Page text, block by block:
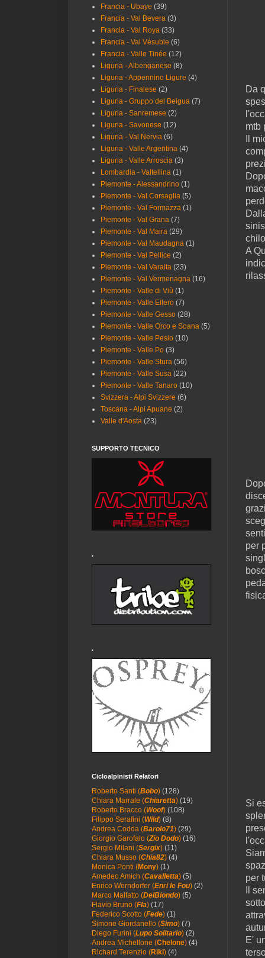
Da
mtb
Il
A
per
Si
per
Il
E'
Francia - Ubaye (39)
Francia - Val Bevera (3)
Francia - Val Roya (33)
Francia - Val Vésubie (6)
Francia - Valle Tinée (12)
Liguria - Albenganese (8)
Liguria - Appennino Ligure (4)
Liguria - Finalese (2)
Liguria - Gruppo del Beigua (7)
Liguria - Sanremese (2)
Liguria - Savonese (12)
Liguria - Val Nervia (6)
Liguria - Valle Argentina (4)
Liguria - Valle Arroscia (3)
Lombardia - Valtellina (1)
Piemonte - Alessandrino (1)
Piemonte - Val Corsaglia (5)
Piemonte - Val Formazza (1)
Piemonte - Val Grana (7)
Piemonte - Val Maira (29)
Piemonte - Val Maudagna (1)
Piemonte - Val Pellice (2)
Piemonte - Val Varaita (23)
Piemonte - Val Vermenagna (16)
Piemonte - Valle di Viù (1)
Piemonte - Valle Ellero (7)
Piemonte - Valle Gesso (28)
Piemonte - Valle Orco e Soana (5)
Piemonte - Valle Pesio (10)
Piemonte - Valle Po (3)
Piemonte - Valle Stura (56)
Piemonte - Valle Susa (22)
Piemonte - Valle Tanaro (10)
Svizzera - Alpi Svizzere (6)
Toscana - Alpi Apuane (2)
Valle d'Aosta (23)
SUPPORTO TECNICO
.
.
Cicloalpinisti Relatori
Roberto Santi (Bobo) (128)
Chiara Marrale (Chiaretta) (19)
Roberto Bracco (Woof) (108)
Filippo Serafini (Wild) (8)
Andrea Codda (Barolo71) (29)
Giorgio Garofalo (Zio Dodo) (16)
Sergio Milani (Sergix) (11)
Chiara Musso (Chia82) (4)
Monica Ponti (Mony) (1)
Amedeo Amich (Cavalletta) (5)
Enrico Werndorfer (Enri le Fou) (2)
Marco Malfatto (DelBiondo) (5)
Flavio Bruno (Fla) (17)
Federico Scotto (Fede) (1)
Simone Giordanello (Simo) (7)
Diego Furini (Lupo Solitario) (2)
Andrea Michellone (Chelone) (4)
Richard Terenzio (Riki) (4)